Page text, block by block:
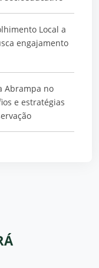
Local a
engajamento
Abrampa no
e estratégias